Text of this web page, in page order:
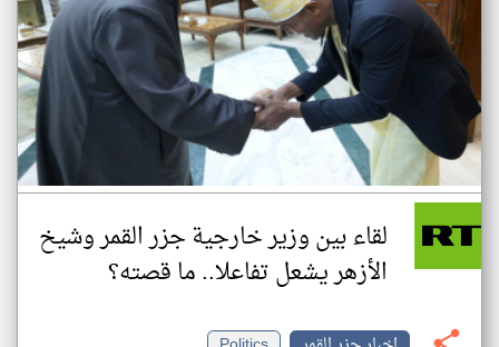
لقاء بين وزير خارجية جزر القمر وشيخ
الأزهر يشعل تفاعلا.. ما قصته؟